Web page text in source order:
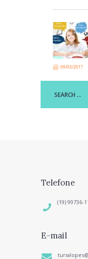
09/03/2017
Telefone
(19) 99736-
E-mail